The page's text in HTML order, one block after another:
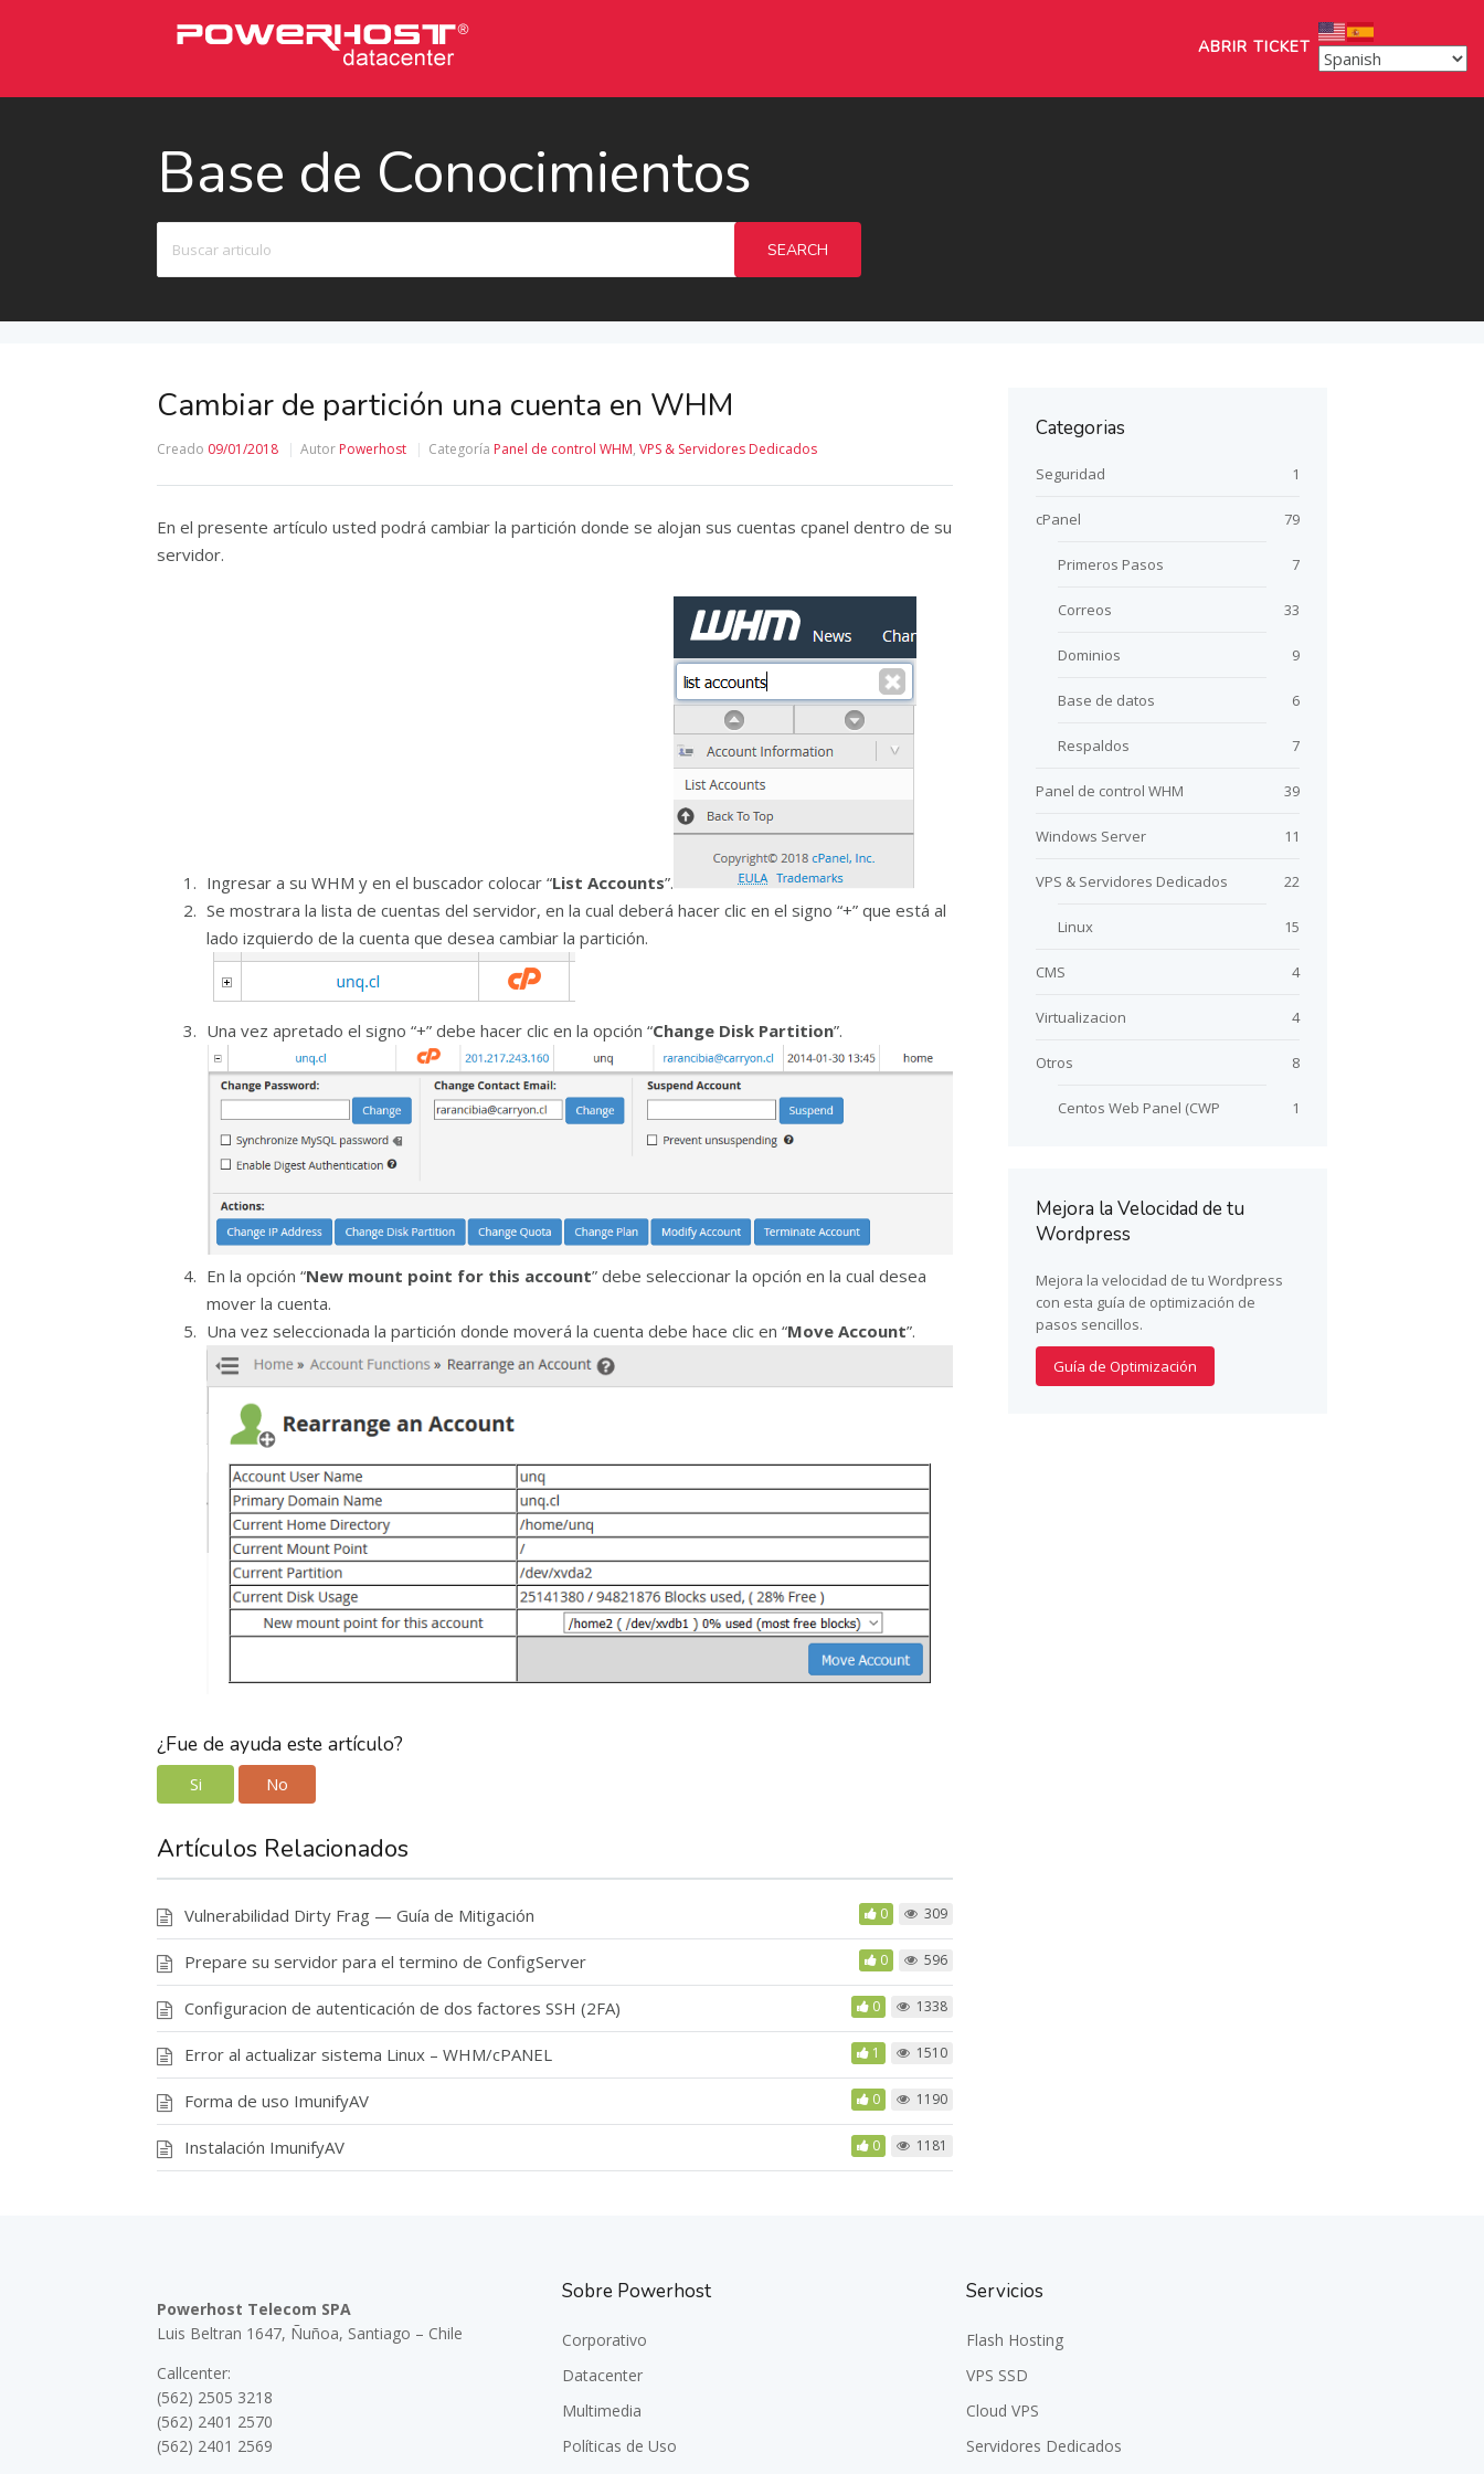
ABRIR TICKET
Base de Conocimientos
SEARCH
Cambiar de partición una cuenta en WHM
Creado 09/01/2018 Autor Powerhost Categoría Panel de control WHM, VPS & Servidores Dedicados
En el presente artículo usted podrá cambiar la partición donde se alojan sus cuentas cpanel dentro de su
servidor.
Ingresar a su WHM y en el buscador colocar “List Accounts”.
Se mostrara la lista de cuentas del servidor, en la cual deberá hacer clic en el signo “+” que está al
lado izquierdo de la cuenta que desea cambiar la partición.
Una vez apretado el signo “+” debe hacer clic en la opción “Change Disk Partition”.
En la opción “New mount point for this account” debe seleccionar la opción en la cual desea
mover la cuenta.
Una vez seleccionada la partición donde moverá la cuenta debe hace clic en “Move Account”.
¿Fue de ayuda este artículo?
Si No
Artículos Relacionados
Vulnerabilidad Dirty Frag — Guía de Mitigación 0 309
Prepare su servidor para el termino de ConfigServer 0 596
Configuracion de autenticación de dos factores SSH (2FA) 0 1338
Error al actualizar sistema Linux – WHM/cPANEL 1 1510
Forma de uso ImunifyAV 0 1190
Instalación ImunifyAV 0 1181
Categorias
Seguridad 1
cPanel 79
Primeros Pasos 7
Correos 33
Dominios 9
Base de datos 6
Respaldos 7
Panel de control WHM 39
Windows Server 11
VPS & Servidores Dedicados 22
Linux 15
CMS 4
Virtualizacion 4
Otros 8
Centos Web Panel (CWP 1
Mejora la Velocidad de tu
Wordpress
Mejora la velocidad de tu Wordpress
con esta guía de optimización de
pasos sencillos.
Guía de Optimización
Powerhost Telecom SPA
Luis Beltran 1647, Ñuñoa, Santiago – Chile
Callcenter:
(562) 2505 3218
(562) 2401 2570
(562) 2401 2569
Sobre Powerhost
Corporativo
Datacenter
Multimedia
Políticas de Uso
Servicios
Flash Hosting
VPS SSD
Cloud VPS
Servidores Dedicados